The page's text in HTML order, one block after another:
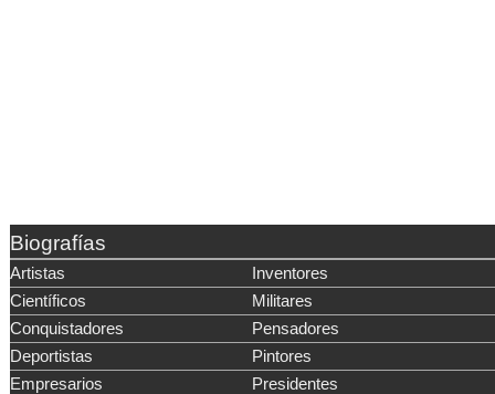
Biografías
Artistas
Inventores
Científicos
Militares
Conquistadores
Pensadores
Deportistas
Pintores
Empresarios
Presidentes